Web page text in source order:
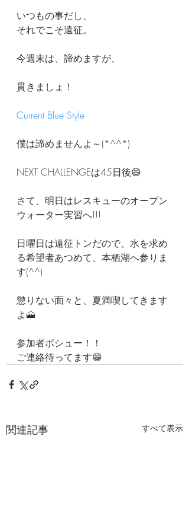
いつもの事だし、
それでこそ遠征。
今週末は、諦めますが、
貫きましょ！
Current Blue Style
僕は諦めませんよ～(*^^*)
NEXT CHALLENGEは45日後😄
さて、明日はレスキューのオープン
ウォーター実習へ!!!
日曜日は遠征トンだので、水を求め
る希望者あつめて、本栖湖へ参りま
す(^^)
懲りない面々と、夏満喫してきます
よ🗻
参加者ボシュー！！
ご連絡待ってます😁
関連記事 すべて表示